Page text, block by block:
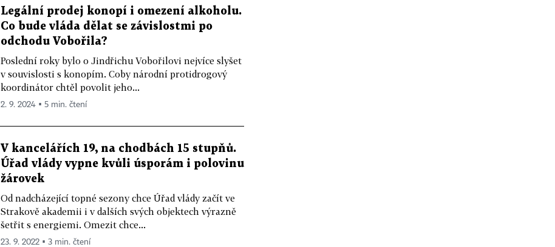
Legální prodej konopí i omezení alkoholu.
Co bude vláda dělat se závislostmi po
odchodu Vobořila?
Poslední roky bylo o Jindřichu Vobořilovi nejvíce slyšet
v souvislosti s konopím. Coby národní protidrogový
koordinátor chtěl povolit jeho...
2. 9. 2024 ▪ 5 min. čtení
V kancelářích 19, na chodbách 15 stupňů.
Úřad vlády vypne kvůli úsporám i polovinu
žárovek
Od nadcházející topné sezony chce Úřad vlády začít ve
Strakově akademii i v dalších svých objektech výrazně
šetřit s energiemi. Omezit chce...
23. 9. 2022 ▪ 3 min. čtení